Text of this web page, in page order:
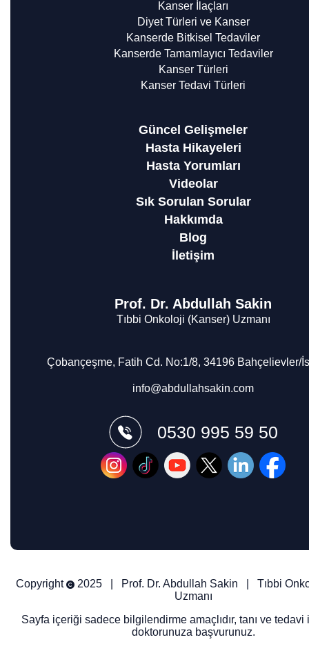
Kanser İlaçları
Diyet Türleri ve Kanser
Kanserde Bitkisel Tedaviler
Kanserde Tamamlayıcı Tedaviler
Kanser Türleri
Kanser Tedavi Türleri
Güncel Gelişmeler
Hasta Hikayeleri
Hasta Yorumları
Videolar
Sık Sorulan Sorular
Hakkımda
Blog
İletişim
Prof. Dr. Abdullah Sakin
Tıbbi Onkoloji (Kanser) Uzmanı
Çobançeşme, Fatih Cd. No:1/8, 34196 Bahçelievler/
info@abdullahsakin.com
0530 995 59 50
Copyright 2025 | Prof. Dr. Abdullah Sakin
Tıbbi
Uzmanı
Sayfa içeriği sadece bilgilendirme amaçlıdır, tanı ve tedavi
doktorunuza başvurunuz.